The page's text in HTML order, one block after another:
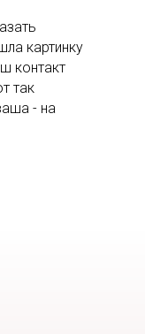
картинку
контакт
так
- на